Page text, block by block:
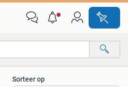
Sorteer op